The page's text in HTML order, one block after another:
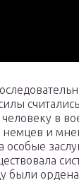
в
и
особые
были